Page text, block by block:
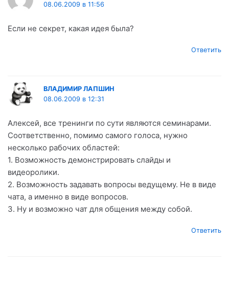
08.06.2009 в 11:56
Если не секрет, какая идея была?
Ответить
ВЛАДИМИР ЛАПШИН
08.06.2009 в 12:31
Алексей, все тренинги по сути являются семинарами.
Соответственно, помимо самого голоса, нужно
несколько рабочих областей:
1. Возможность демонстрировать слайды и
видеоролики.
2. Возможность задавать вопросы ведущему. Не в виде
чата, а именно в виде вопросов.
3. Ну и возможно чат для общения между собой.
Ответить